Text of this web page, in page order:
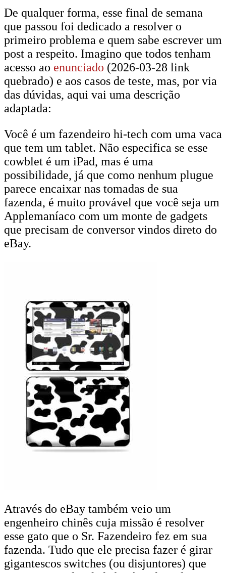
De qualquer forma, esse final de semana
que passou foi dedicado a resolver o
primeiro problema e quem sabe escrever um
post a respeito. Imagino que todos tenham
acesso ao enunciado (2026-03-28 link
quebrado) e aos casos de teste, mas, por via
das dúvidas, aqui vai uma descrição
adaptada:
Você é um fazendeiro hi-tech com uma vaca
que tem um tablet. Não especifica se esse
cowblet é um iPad, mas é uma
possibilidade, já que como nenhum plugue
parece encaixar nas tomadas de sua
fazenda, é muito provável que você seja um
Applemaníaco com um monte de gadgets
que precisam de conversor vindos direto do
eBay.
Através do eBay também veio um
engenheiro chinês cuja missão é resolver
esse gato que o Sr. Fazendeiro fez em sua
fazenda. Tudo que ele precisa fazer é girar
gigantescos switches (ou disjuntores) que